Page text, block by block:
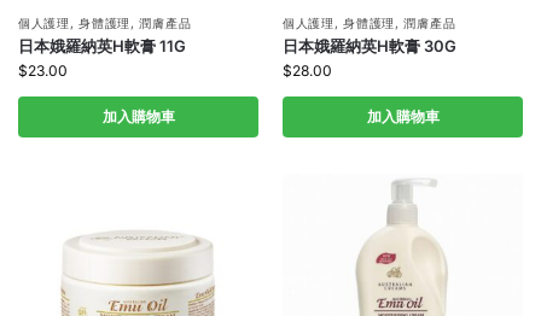
個人護理 ,身體護理 ,潤膚產品
日本娥羅納英H軟膏 11G
$23.00
加入購物車
個人護理 ,身體護理 ,潤膚產品
日本娥羅納英H軟膏 30G
$28.00
加入購物車